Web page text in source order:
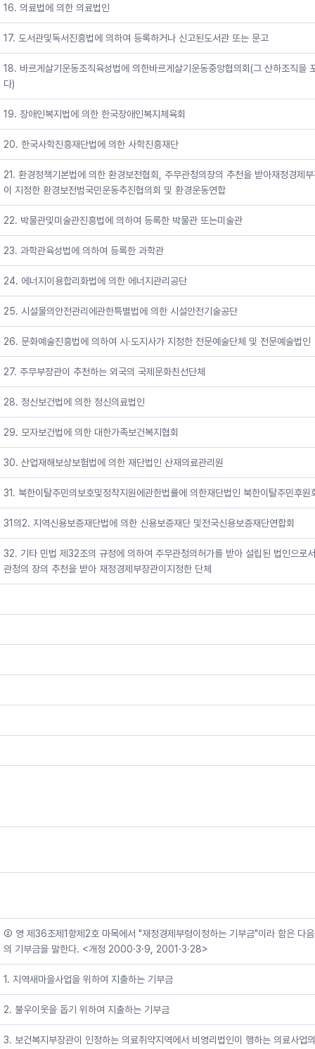
16. 의료법에 의한 의료법인
17. 도서관및독서진흥법에 의하여 등록하거나 신고된도서관 또는 문고
18. 바르게살기운동조직육성법에 의한바르게살기운동중앙협의회(그 산하조직을
다)
19. 장애인복지법에 의한 한국장애인복지체육회
20. 한국사학진흥재단법에 의한 사학진흥재단
21. 환경정책기본법에 의한 환경보전협회, 주무관청의장의 추천을 받아재정경제
이 지정한 환경보전범국민운동추진협의회 및 환경운동연합
22. 박물관및미술관진흥법에 의하여 등록한 박물관 또는미술관
23. 과학관육성법에 의하여 등록한 과학관
24. 에너지이용합리화법에 의한 에너지관리공단
25. 시설물의안전관리에관한특별법에 의한 시설안전기술공단
26. 문화예술진흥법에 의하여 시·도지사가 지정한 전문예술단체 및 전문예술법인
27. 주무부장관이 추천하는 외국의 국제문화친선단체
28. 정신보건법에 의한 정신의료법인
29. 모자보건법에 의한 대한가족보건복지협회
30. 산업재해보상보험법에 의한 재단법인 산재의료관리원
31. 북한이탈주민의보호및정착지원에관한법률에 의한재단법인 북한이탈주민후원
31의2. 지역신용보증재단법에 의한 신용보증재단 및전국신용보증재단연합회
32. 기타 민법 제32조의 규정에 의하여 주무관청의허가를 받아 설립된 법인으로
관청의 장의 추천을 받아 재정경제부장관이지정한 단체
② 영 제36조제1항제2호 마목에서 "재정경제부령이정하는 기부금"이라 함은 다
의 기부금을 말한다. <개정 2000·3·9, 2001·3·28>
1. 지역새마을사업을 위하여 지출하는 기부금
2. 불우이웃을 돕기 위하여 지출하는 기부금
3. 보건복지부장관이 인정하는 의료취약지역에서 비영리법인이 행하는 의료사업